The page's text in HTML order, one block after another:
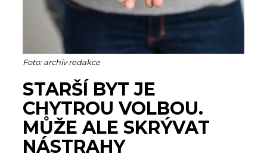
Foto: archiv redakce
STARŠÍ BYT JE
CHYTROU VOLBOU.
MŮŽE ALE SKRÝVAT
NÁSTRAHY